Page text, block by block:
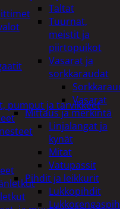
Taltat
Tuurnat,
meistit ja
piirtopuikot
Vasarat ja
sorkkaraudat
Vasarat
Mittaus ja merkintä
Linjalangat ja
kynät
Mitat
Vatupassit
Pihdit ja leikkurit
Lukkopihdit
pumput ja tarvikkeet